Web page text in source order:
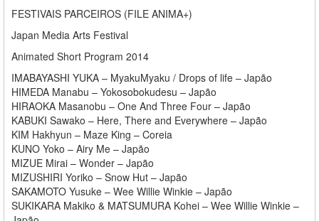
FESTIVAIS PARCEIROS (FILE ANIMA+)
Japan Media Arts Festival
Animated Short Program 2014
IMABAYASHI YUKA – MyakuMyaku / Drops of life – Japão
HIMEDA Manabu – Yokosobokudesu – Japão
HIRAOKA Masanobu – One And Three Four – Japão
KABUKI Sawako – Here, There and Everywhere – Japão
KIM Hakhyun – Maze King – Coreia
KUNO Yoko – Airy Me – Japão
MIZUE Mirai – Wonder – Japão
MIZUSHIRI Yoriko – Snow Hut – Japão
SAKAMOTO Yusuke – Wee Willie Winkie – Japão
SUKIKARA Makiko & MATSUMURA Kohei – Wee Willie Winkie –